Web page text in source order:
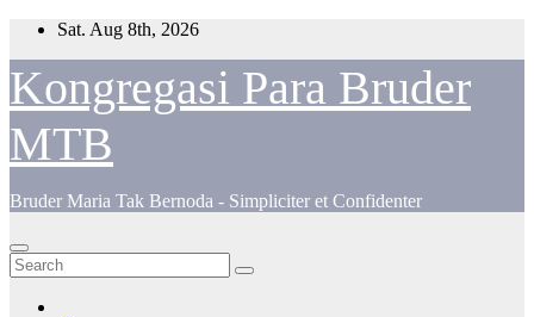
Skip
content
Sat. Aug 8th, 2026
Kongregasi Para Bruder
MTB
Bruder Maria Tak Bernoda - Simpliciter et Confidenter